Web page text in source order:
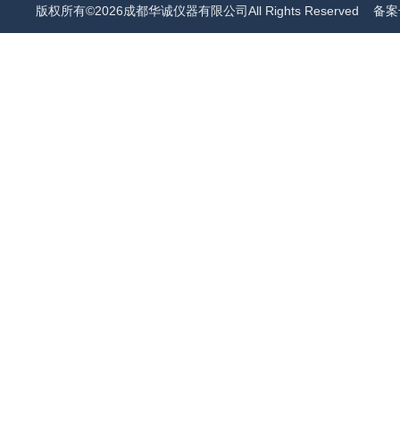
版权所有©2026成都华诚仪器有限公司All Rights Reserved 备